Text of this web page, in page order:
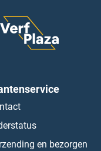
en bezorgen